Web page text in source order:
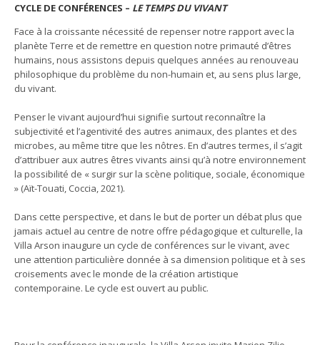
CYCLE DE CONFÉRENCES – LE TEMPS DU VIVANT
Face à la croissante nécessité de repenser notre rapport avec la
planète Terre et de remettre en question notre primauté d’êtres
humains, nous assistons depuis quelques années au renouveau
philosophique du problème du non-humain et, au sens plus large,
du vivant.
Penser le vivant aujourd’hui signifie surtout reconnaître la
subjectivité et l’agentivité des autres animaux, des plantes et des
microbes, au même titre que les nôtres. En d’autres termes, il s’agit
d’attribuer aux autres êtres vivants ainsi qu’à notre environnement
la possibilité de « surgir sur la scène politique, sociale, économique
» (Aït-Touati, Coccia, 2021).
Dans cette perspective, et dans le but de porter un débat plus que
jamais actuel au centre de notre offre pédagogique et culturelle, la
Villa Arson inaugure un cycle de conférences sur le vivant, avec
une attention particulière donnée à sa dimension politique et à ses
croisements avec le monde de la création artistique
contemporaine. Le cycle est ouvert au public.